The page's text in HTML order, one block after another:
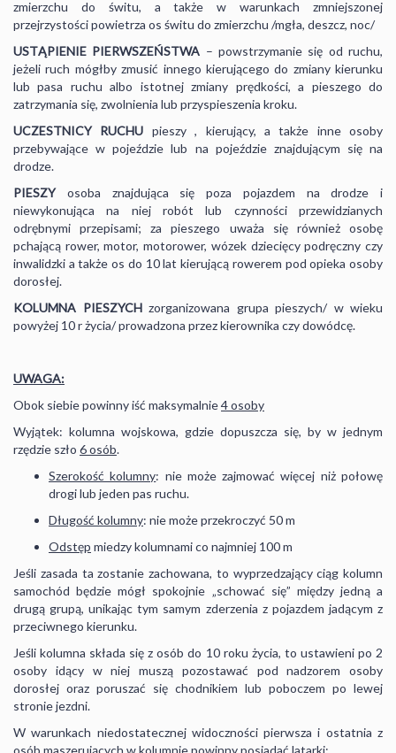
zmierzchu do świtu, a także w warunkach zmniejszonej
przejrzystości powietrza os świtu do zmierzchu /mgła, deszcz, noc/
USTĄPIENIE PIERWSZEŃSTWA – powstrzymanie się od ruchu,
jeżeli ruch mógłby zmusić innego kierującego do zmiany kierunku
lub pasa ruchu albo istotnej zmiany prędkości, a pieszego do
zatrzymania się, zwolnienia lub przyspieszenia kroku.
UCZESTNICY RUCHU pieszy , kierujący, a także inne osoby
przebywające w pojeździe lub na pojeździe znajdującym się na
drodze.
PIESZYosoba znajdująca się poza pojazdem na drodze i
niewykonująca na niej robót lub czynności przewidzianych
odrębnymi przepisami; za pieszego uważa się również osobę
pchającą rower, motor, motorower, wózek dziecięcy podręczny czy
inwalidzki a także os do 10 lat kierującą rowerem pod opieka osoby
dorosłej.
KOLUMNA PIESZYCHzorganizowana grupa pieszych/ w wieku
powyżej 10 r życia/ prowadzona przez kierownika czy dowódcę.
UWAGA:
Obok siebie powinny iść maksymalnie4 osoby
Wyjątek: kolumna wojskowa, gdzie dopuszcza się, by w jednym
rzędzie szło 6 osób.
Szerokość kolumny: nie może zajmować więcej niż połowę
drogi lub jeden pas ruchu.
Długość kolumny: nie może przekroczyć 50 m
Odstęp miedzy kolumnami co najmniej 100 m
Jeśli zasada ta zostanie zachowana, to wyprzedzający ciąg kolumn
samochód będzie mógł spokojnie „schować się” między jedną a
drugą grupą, unikając tym samym zderzenia z pojazdem jadącym z
przeciwnego kierunku.
Jeśli kolumna składa się z osób do 10 roku życia, to ustawieni po 2
osoby idący w niej muszą pozostawać pod nadzorem osoby
dorosłej oraz poruszać się chodnikiem lub poboczem po lewej
stronie jezdni.
W warunkach niedostatecznej widoczności pierwsza i ostatnia z